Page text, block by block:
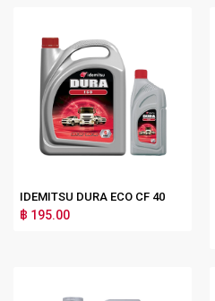
IDEMITSU DURA ECO CF 40
฿ 195.00